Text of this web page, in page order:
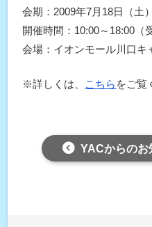
会期：2009年7月18日（土
開催時間：10:00～18:00（
会場：イオンモール川口キ
※詳しくは、 こちら をご覧
YACからのお